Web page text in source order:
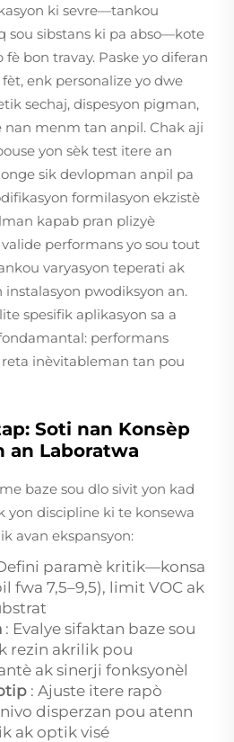
ki sevre—tankou
sou sibstans ki pa abso—kote
bon travay. Paske yo diferan
enk personalize yo dwe
sechaj, dispesyon pigman,
nan menm tan anpil. Chak aji
yon sèk test itere an
sik devlopman anpil pa
formilasyon ekzistè
kapab pran plizyè
performans yo sou tout
varyasyon teperati ak
pwodiksyon an.
spesifik aplikasyon sa a
performans
inèvitableman tan pou
Soti nan Konsèp
an Laboratwa
baze sou dlo sivit yon kad
yon discipline ki te konsewa
avan ekspansyon:
paramè kritik—konsa
fwa 7,5–9,5), limit VOC ak
: Evalye sifaktan baze sou
rezin akrilik pou
ak sinerji fonksyonèl
: Ajuste itere rapò
disperzan pou atenn
ak optik visé